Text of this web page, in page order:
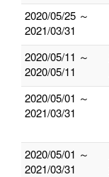
2020/05/25 ～
2021/03/31
2020/05/11 ～
2020/05/11
2020/05/01 ～
2021/03/31
2020/05/01 ～
2021/03/31